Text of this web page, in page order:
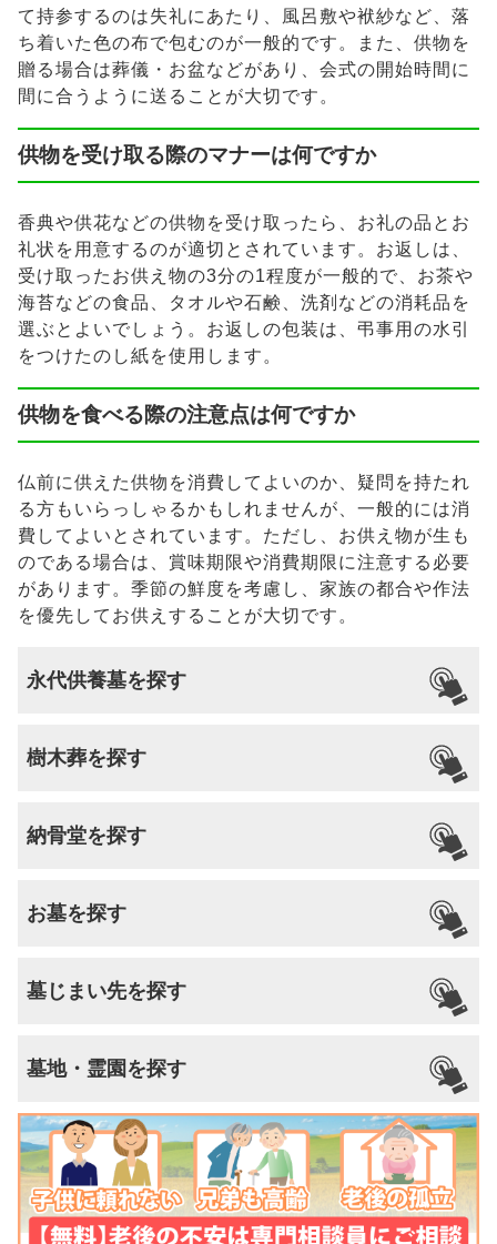
て持参するのは失礼にあたり、風呂敷や袱紗など、落
ち着いた色の布で包むのが一般的です。また、供物を
贈る場合は葬儀・お盆などがあり、会式の開始時間に
間に合うように送ることが大切です。
供物を受け取る際のマナーは何ですか
香典や供花などの供物を受け取ったら、お礼の品とお
礼状を用意するのが適切とされています。お返しは、
受け取ったお供え物の3分の1程度が一般的で、お茶や
海苔などの食品、タオルや石鹸、洗剤などの消耗品を
選ぶとよいでしょう。お返しの包装は、弔事用の水引
をつけたのし紙を使用します。
供物を食べる際の注意点は何ですか
仏前に供えた供物を消費してよいのか、疑問を持たれ
る方もいらっしゃるかもしれませんが、一般的には消
費してよいとされています。ただし、お供え物が生も
のである場合は、賞味期限や消費期限に注意する必要
があります。季節の鮮度を考慮し、家族の都合や作法
を優先してお供えすることが大切です。
永代供養墓を探す
樹木葬を探す
納骨堂を探す
お墓を探す
墓じまい先を探す
墓地・霊園を探す